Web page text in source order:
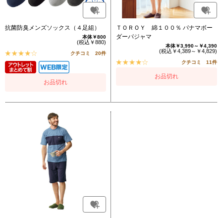
抗菌防臭メンズソックス（４足組）
本体￥800
(税込￥880)
クチコミ 20件
お品切れ
ＴＯＲＯＹ 綿１００％ パナマボー
ダーパジャマ
本体￥3,990～￥4,390
(税込￥4,389～￥4,829)
クチコミ 11件
お品切れ